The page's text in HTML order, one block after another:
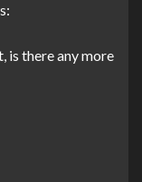
is there any more